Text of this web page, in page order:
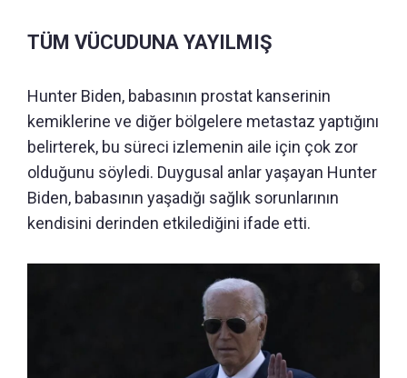
TÜM VÜCUDUNA YAYILMIŞ
Hunter Biden, babasının prostat kanserinin
kemiklerine ve diğer bölgelere metastaz yaptığını
belirterek, bu süreci izlemenin aile için çok zor
olduğunu söyledi. Duygusal anlar yaşayan Hunter
Biden, babasının yaşadığı sağlık sorunlarının
kendisini derinden etkilediğini ifade etti.